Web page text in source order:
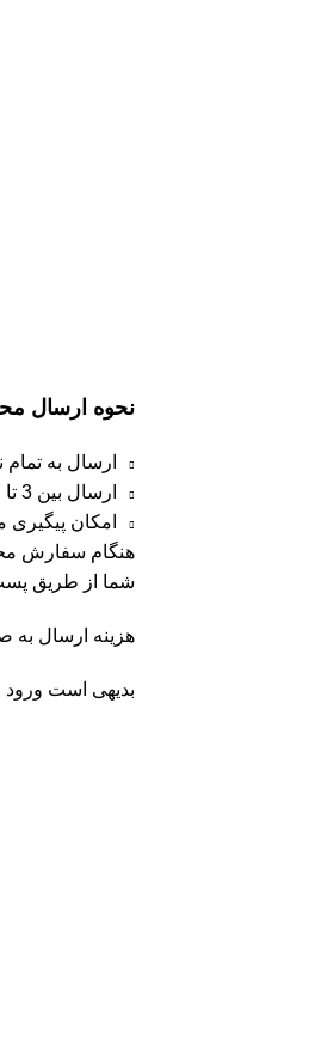
نحوه ارسال
ارسال به
ارسال بین 3 تا 7 روز کاری
امکان
هنگام سفارش
شما از طریق
هزینه ارسال
بدیهی است